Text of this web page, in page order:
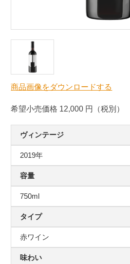
商品画像をダウンロードする
希望小売価格 12,000 円（税別）
ヴィンテージ
2019年
容量
750ml
タイプ
赤ワイン
味わい